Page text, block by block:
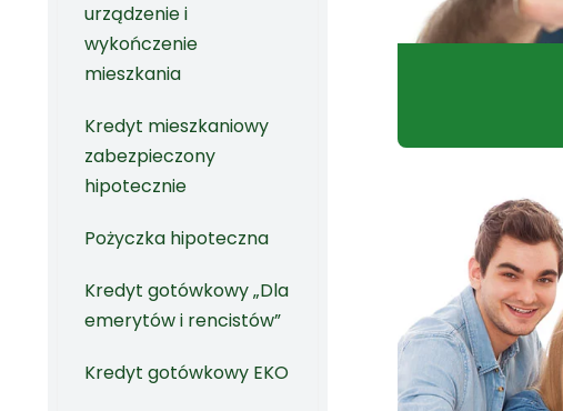
urządzenie i
wykończenie
mieszkania
Kredyt mieszkaniowy
zabezpieczony
hipotecznie
Pożyczka hipoteczna
Kredyt gotówkowy „Dla
emerytów i rencistów”
Kredyt gotówkowy EKO